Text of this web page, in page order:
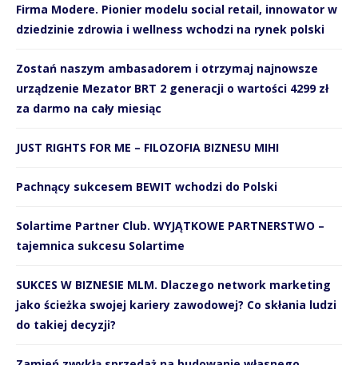
Firma Modere. Pionier modelu social retail, innowator w
dziedzinie zdrowia i wellness wchodzi na rynek polski
Zostań naszym ambasadorem i otrzymaj najnowsze
urządzenie Mezator BRT 2 generacji o wartości 4299 zł
za darmo na cały miesiąc
JUST RIGHTS FOR ME – FILOZOFIA BIZNESU MIHI
Pachnący sukcesem BEWIT wchodzi do Polski
Solartime Partner Club. WYJĄTKOWE PARTNERSTWO –
tajemnica sukcesu Solartime
SUKCES W BIZNESIE MLM. Dlaczego network marketing
jako ścieżka swojej kariery zawodowej? Co skłania ludzi
do takiej decyzji?